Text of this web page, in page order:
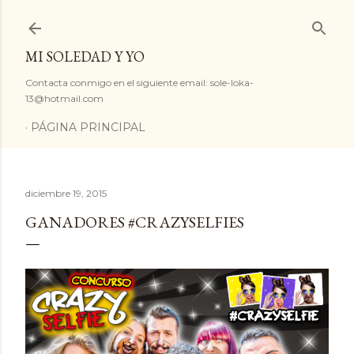
MI SOLEDAD Y YO
Contacta conmigo en el siguiente email: sole-loka-
13@hotmail.com
PÁGINA PRINCIPAL
diciembre 19, 2015
GANADORES #CRAZYSELFIES